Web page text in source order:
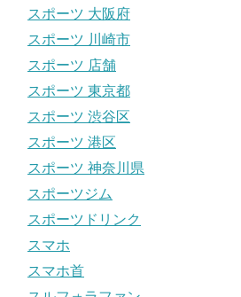
スポーツ 大阪府
スポーツ 川崎市
スポーツ 店舗
スポーツ 東京都
スポーツ 渋谷区
スポーツ 港区
スポーツ 神奈川県
スポーツジム
スポーツドリンク
スマホ
スマホ首